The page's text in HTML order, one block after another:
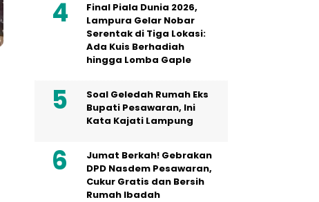
Final Piala Dunia 2026,
Lampura Gelar Nobar
Serentak di Tiga Lokasi:
Ada Kuis Berhadiah
hingga Lomba Gaple
Soal Geledah Rumah Eks
Bupati Pesawaran, Ini
Kata Kajati Lampung
Jumat Berkah! Gebrakan
DPD Nasdem Pesawaran,
Cukur Gratis dan Bersih
Rumah Ibadah